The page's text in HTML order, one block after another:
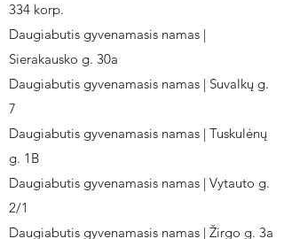
334 korp.
Daugiabutis gyvenamasis namas |
Sierakausko g. 30a
Daugiabutis gyvenamasis namas | Suvalkų g.
7
Daugiabutis gyvenamasis namas | Tuskulėnų
g. 1B
Daugiabutis gyvenamasis namas | Vytauto g.
2/1
Daugiabutis gyvenamasis namas | Žirgo g. 3a